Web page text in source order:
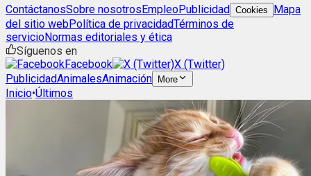
ContáctanosSobre nosotrosEmpleoPublicidad Cookies
Mapa
del sitio webPolítica de privacidadTérminos de
servicioNormas editoriales y ética
Síguenos en
Facebook
X (Twitter)
PublicidadAnimalesAnimación More
Inicio•Últimos